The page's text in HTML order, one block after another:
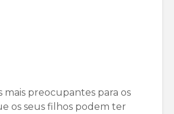
mais preocupantes para os
os seus filhos podem ter